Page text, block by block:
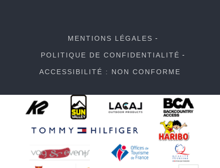
MENTIONS LÉGALES
POLITIQUE DE CONFIDENTIALITÉ
ACCESSIBILITÉ : NON CONFORME